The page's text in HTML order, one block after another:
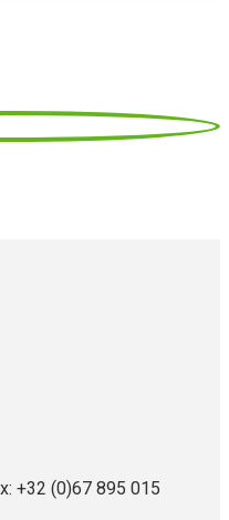
+32 (0)67 895 015